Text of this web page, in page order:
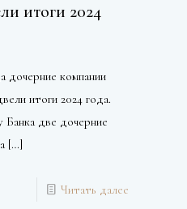
итоги 2024
дочерние компании
итоги 2024 года.
Банка две дочерние
[…]
Читать далее